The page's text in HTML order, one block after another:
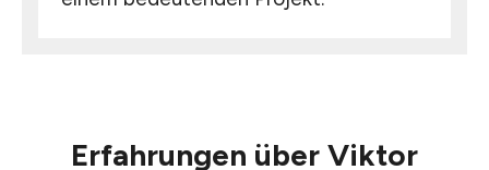
Erfahrungen über Viktor